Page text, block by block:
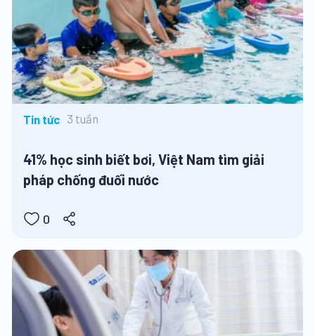
Tin tức 3 tuần
41% học sinh biết bơi, Việt Nam tìm giải
pháp chống đuối nước
0